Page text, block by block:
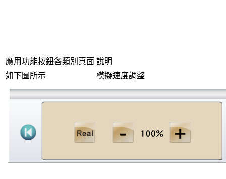
應用功能按鈕各類別頁面 說明
如下圖所示
模擬速度調整